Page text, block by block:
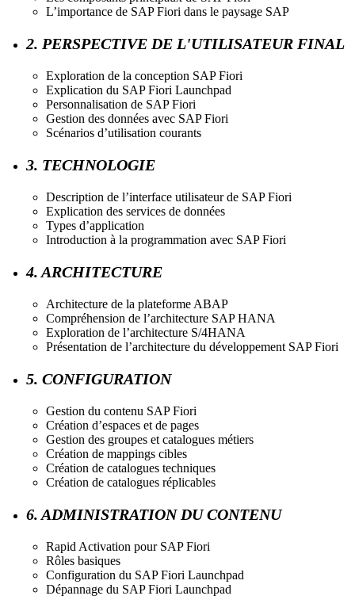
L’importance de SAP Fiori dans le paysage SAP
2. PERSPECTIVE DE L'UTILISATEUR FINAL
Exploration de la conception SAP Fiori
Explication du SAP Fiori Launchpad
Personnalisation de SAP Fiori
Gestion des données avec SAP Fiori
Scénarios d’utilisation courants
3. TECHNOLOGIE
Description de l’interface utilisateur de SAP Fiori
Explication des services de données
Types d’application
Introduction à la programmation avec SAP Fiori
4. ARCHITECTURE
Architecture de la plateforme ABAP
Compréhension de l’architecture SAP HANA
Exploration de l’architecture S/4HANA
Présentation de l’architecture du développement SAP Fiori
5. CONFIGURATION
Gestion du contenu SAP Fiori
Création d’espaces et de pages
Gestion des groupes et catalogues métiers
Création de mappings cibles
Création de catalogues techniques
Création de catalogues réplicables
6. ADMINISTRATION DU CONTENU
Rapid Activation pour SAP Fiori
Rôles basiques
Configuration du SAP Fiori Launchpad
Dépannage du SAP Fiori Launchpad